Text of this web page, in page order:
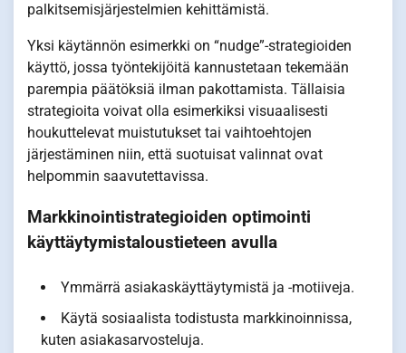
palkitsemisjärjestelmien kehittämistä.
Yksi käytännön esimerkki on “nudge”-strategioiden
käyttö, jossa työntekijöitä kannustetaan tekemään
parempia päätöksiä ilman pakottamista. Tällaisia
strategioita voivat olla esimerkiksi visuaalisesti
houkuttelevat muistutukset tai vaihtoehtojen
järjestäminen niin, että suotuisat valinnat ovat
helpommin saavutettavissa.
Markkinointistrategioiden optimointi
käyttäytymistaloustieteen avulla
Ymmärrä asiakaskäyttäytymistä ja -motiiveja.
Käytä sosiaalista todistusta markkinoinnissa,
kuten asiakasarvosteluja.